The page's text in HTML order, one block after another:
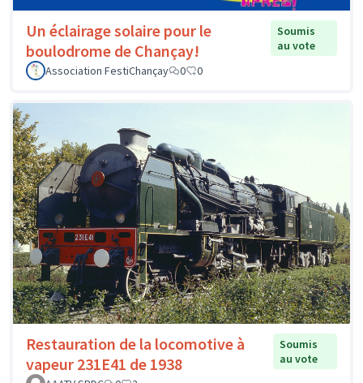
Un éclairage solaire pour le
boulodrome de Chançay!
Soumis
au vote
Association FestiChançay
0 0
Restauration de la locomotive à
vapeur 231E41 de 1938
Soumis
au vote